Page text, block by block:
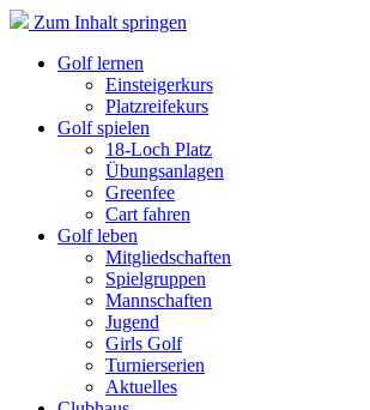
Zum Inhalt springen
Golf lernen
Einsteigerkurs
Platzreifekurs
Golf spielen
18-Loch Platz
Übungsanlagen
Greenfee
Cart fahren
Golf leben
Mitgliedschaften
Spielgruppen
Mannschaften
Jugend
Girls Golf
Turnierserien
Aktuelles